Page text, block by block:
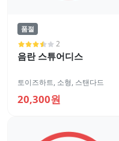
품절
2
음란 스튜어디스
토이즈하트, 소형, 스탠다드
20,300원